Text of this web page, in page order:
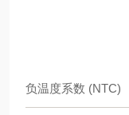
负温度系数 (NTC)